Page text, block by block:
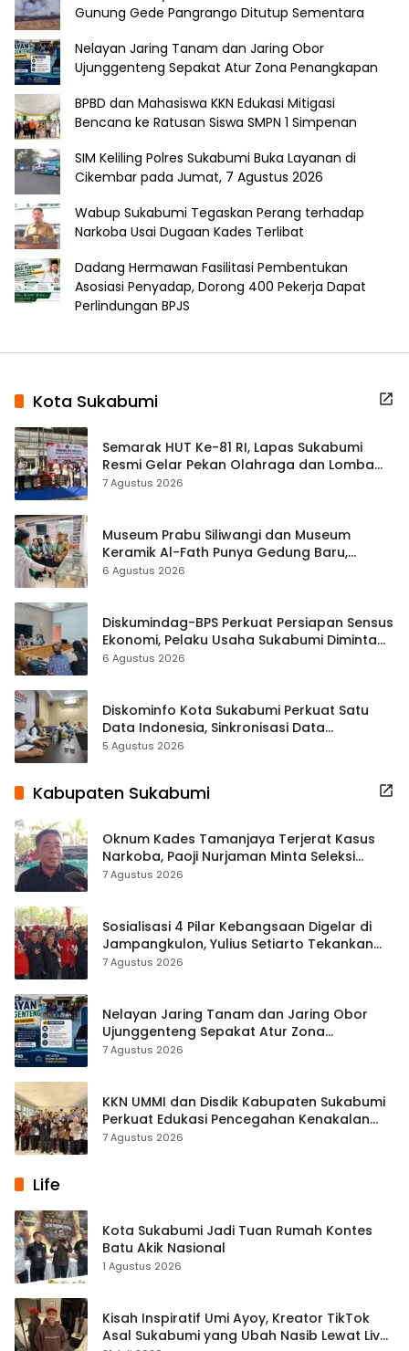
Gunung Gede Pangrango Ditutup Sementara
Nelayan Jaring Tanam dan Jaring Obor
Ujunggenteng Sepakat Atur Zona Penangkapan
BPBD dan Mahasiswa KKN Edukasi Mitigasi
Bencana ke Ratusan Siswa SMPN 1 Simpenan
SIM Keliling Polres Sukabumi Buka Layanan di
Cikembar pada Jumat, 7 Agustus 2026
Wabup Sukabumi Tegaskan Perang terhadap
Narkoba Usai Dugaan Kades Terlibat
Dadang Hermawan Fasilitasi Pembentukan
Asosiasi Penyadap, Dorong 400 Pekerja Dapat
Perlindungan BPJS
Kota Sukabumi
Semarak HUT Ke-81 RI, Lapas Sukabumi
Resmi Gelar Pekan Olahraga dan Lomba
Tradisional
7 Agustus 2026
Museum Prabu Siliwangi dan Museum
Keramik Al-Fath Punya Gedung Baru,
Hampir 500 Koleksi Dipisahkan
6 Agustus 2026
Diskumindag-BPS Perkuat Persiapan Sensus
Ekonomi, Pelaku Usaha Sukabumi Diminta
Terbuka Beri Data
6 Agustus 2026
Diskominfo Kota Sukabumi Perkuat Satu
Data Indonesia, Sinkronisasi Data
Kewilayahan Dikebut
5 Agustus 2026
Kabupaten Sukabumi
Oknum Kades Tamanjaya Terjerat Kasus
Narkoba, Paoji Nurjaman Minta Seleksi
Calon Kades Diperketat
7 Agustus 2026
Sosialisasi 4 Pilar Kebangsaan Digelar di
Jampangkulon, Yulius Setiarto Tekankan
Pentingnya Persatuan
7 Agustus 2026
Nelayan Jaring Tanam dan Jaring Obor
Ujunggenteng Sepakat Atur Zona
Penangkapan
7 Agustus 2026
KKN UMMI dan Disdik Kabupaten Sukabumi
Perkuat Edukasi Pencegahan Kenakalan
Remaja di SMPN 2 Tegalbuleud
7 Agustus 2026
Life
Kota Sukabumi Jadi Tuan Rumah Kontes
Batu Akik Nasional
1 Agustus 2026
Kisah Inspiratif Umi Ayoy, Kreator TikTok
Asal Sukabumi yang Ubah Nasib Lewat Live